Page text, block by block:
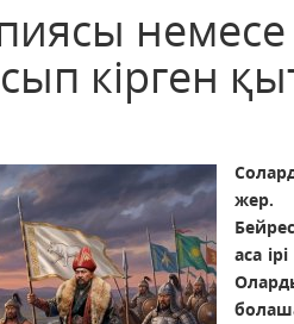
кірген
жер.
аса